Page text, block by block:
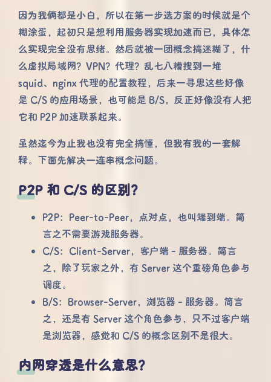
因为我俩都是小白，所以在第一步选方案的时候就是个
糊涂蛋，起初只是想利用服务器实现加速而已，具体怎
么实现完全没有思绪。然后就被一团概念搞迷糊了，什
么虚拟局域网？VPN？代理？乱七八糟搜到一堆
squid、nginx 代理的配置教程，后来一寻思这些好像
是 C/S 的应用场景，也可能是 B/S，反正好像没有人把
它和 P2P 加速联系起来。
虽然迄今为止我也没有完全搞懂，但我有我的一套解
释。下面先解决一连串概念问题。
P2P 和 C/S 的区别？
P2P：Peer-to-Peer，点对点，也叫端到端。简
言之不需要游戏服务器。
C/S：Client-Server，客户端 - 服务器。简言
之，除了玩家之外，有 Server 这个重磅角色参与
调度。
B/S：Browser-Server，浏览器 - 服务器。简言
之，还是有 Server 这个角色参与，只不过客户端
是浏览器，感觉和 C/S 的概念区别不是很大。
内网穿透是什么意思？